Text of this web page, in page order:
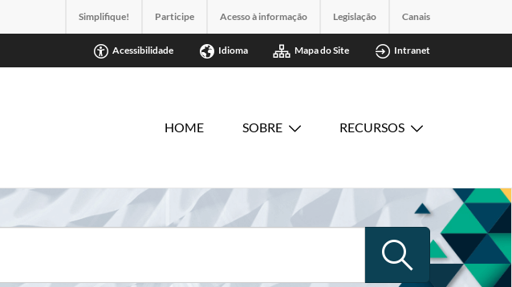
Simplifique! Participe Acesso à informação Legislação Canais
Acessibilidade Idioma Mapa do Site Intranet
HOME SOBRE RECURSOS